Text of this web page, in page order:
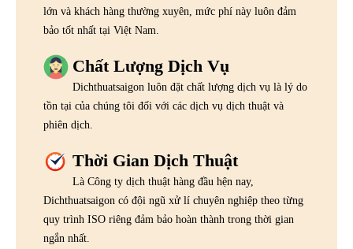
lớn và khách hàng thường xuyên, mức phí này luôn đảm
bảo tốt nhất tại Việt Nam.
Chất Lượng Dịch Vụ
Dichthuatsaigon luôn đặt chất lượng dịch vụ là lý do
tồn tại của chúng tôi đối với các dịch vụ dịch thuật và
phiên dịch.
Thời Gian Dịch Thuật
Là Công ty dịch thuật hàng đầu hện nay,
Dichthuatsaigon có đội ngũ xử lí chuyên nghiệp theo từng
quy trình ISO riêng đảm bảo hoàn thành trong thời gian
ngắn nhất.